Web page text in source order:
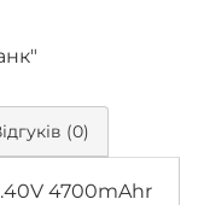
(0)
4700mAhr